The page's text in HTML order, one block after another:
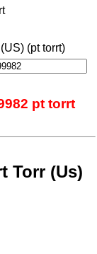
(pt torrt)
pt torrt
Torr (Us)